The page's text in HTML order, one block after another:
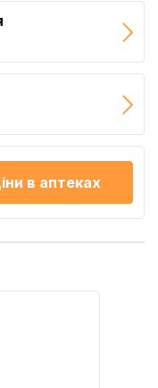
в аптеках